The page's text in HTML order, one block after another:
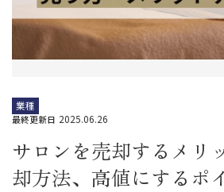
業種
最終更新日 2025.06.26
サロンを売却するメリ
却方法、高値にするポ